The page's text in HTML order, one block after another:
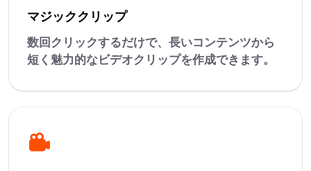
マジッククリップ
数回クリックするだけで、長いコンテンツから
短く魅力的なビデオクリップを作成できます。